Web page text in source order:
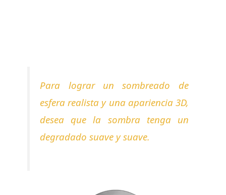
Para lograr un sombreado de
esfera realista y una apariencia 3D,
desea que la sombra tenga un
degradado suave y suave.